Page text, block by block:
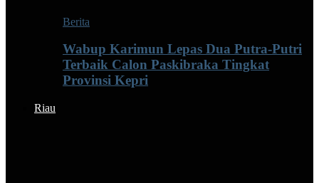
Berita
Wabup Karimun Lepas Dua Putra-Putri
Terbaik Calon Paskibraka Tingkat
Provinsi Kepri
Riau